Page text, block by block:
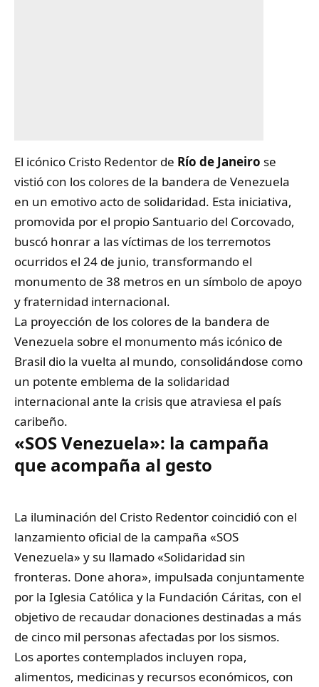
El icónico Cristo Redentor de Río de Janeiro se
vistió con los colores de la bandera de Venezuela
en un emotivo acto de solidaridad. Esta iniciativa,
promovida por el propio Santuario del Corcovado,
buscó honrar a las víctimas de los terremotos
ocurridos el 24 de junio, transformando el
monumento de 38 metros en un símbolo de apoyo
y fraternidad internacional.
La proyección de los colores de la bandera de
Venezuela sobre el monumento más icónico de
Brasil dio la vuelta al mundo, consolidándose como
un potente emblema de la solidaridad
internacional ante la crisis que atraviesa el país
caribeño.
«SOS Venezuela»: la campaña
que acompaña al gesto
La iluminación del Cristo Redentor coincidió con el
lanzamiento oficial de la campaña «SOS
Venezuela» y su llamado «Solidaridad sin
fronteras. Done ahora», impulsada conjuntamente
por la Iglesia Católica y la Fundación Cáritas, con el
objetivo de recaudar donaciones destinadas a más
de cinco mil personas afectadas por los sismos.
Los aportes contemplados incluyen ropa,
alimentos, medicinas y recursos económicos, con